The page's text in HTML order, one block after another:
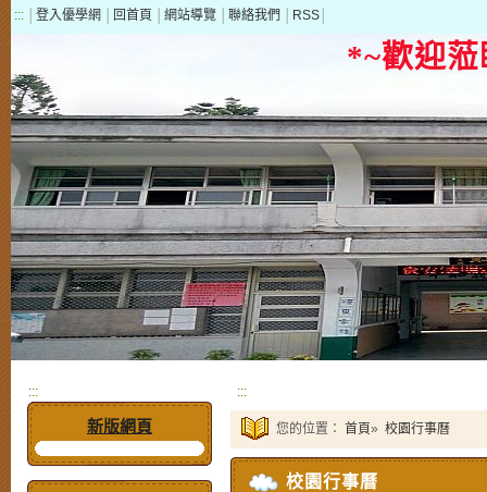
::: 登入優學網 回首頁 網站導覽 聯絡我們 RSS
*~歡迎
:::
新版網頁
:::
您的位置： 首頁» 校園行事曆
校園行事曆